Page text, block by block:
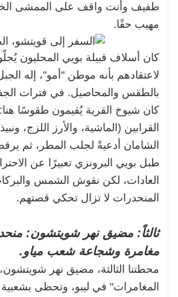
طفيف وأنت واقف على الممشى
مهيب حقًا.
كان أسلاف قبيلة بويي المحليون
لاعتقادهم بأنه موطن "أمو"، إله
بالطقس والمحاصيل. في فترات
كان شيوخ القرية يُقيمون طقوسًا
القرابين (الماشية، والأرز اللزج،
الشامان أدعيةً لجلب المطر، ثم
طبل بويي البرونزي تعبيرًا عن
العادات، لكن نقوش الشمس
المنحدرات لا تزال تحكي قصتهم.
ثالثاً: مضيق نهر شويتشون:
مغامرة وشجاعة شعب مياو.
محطتنا الثالثة، مضيق نهر
المغامرات" في ليبو، وتحظى بشعبية